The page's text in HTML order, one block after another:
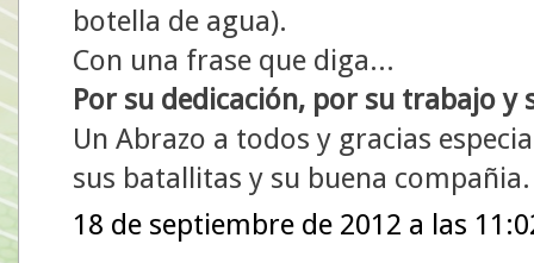
botella de agua).
Con una frase que diga...
Por su dedicación, por su trabajo
Un Abrazo a todos y gracias
sus batallitas y su buena compañia.
18 de septiembre de 2012 a las